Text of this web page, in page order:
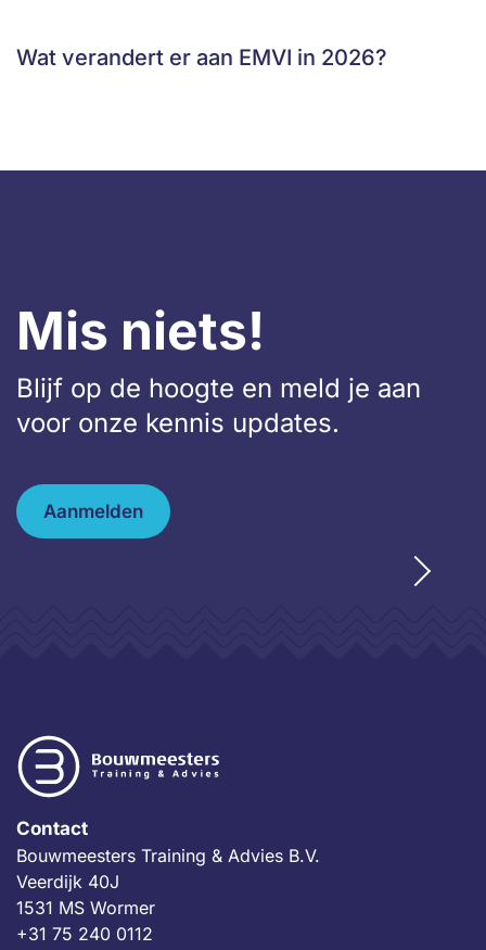
Wat verandert er aan EMVI in 2026?
Mis niets!
Blijf op de hoogte en meld je aan
voor onze kennis updates.
Aanmelden
Contact
Bouwmeesters Training & Advies B.V.
Veerdijk 40J
1531 MS Wormer
+31 75 240 0112